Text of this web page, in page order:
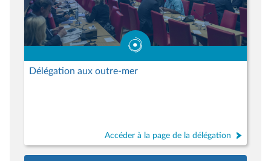
Délégation aux outre-mer
Accéder à la page de la délégation